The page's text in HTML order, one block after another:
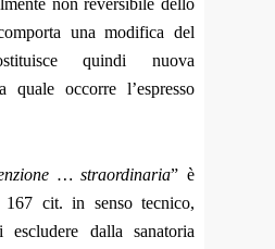
non reversibile dello
una modifica del
quindi nuova
quale occorre l’espresso
… straordinaria” è
167 cit. in senso tecnico,
dalla sanatoria